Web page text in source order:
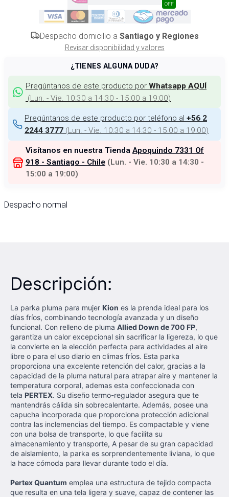
OFF
Despacho domicilio a Santiago y Regiones
Revisar disponibilidad y valores
¿TIENES ALGUNA DUDA?
Pregúntanos de este producto por Whatsapp AQUÍ
(Lun. - Vie. 10:30 a 14:30 - 15:00 a 19:00)
Pregúntanos de este producto por teléfono al +56 2
2244 3777 (Lun. - Vie. 10:30 a 14:30 - 15:00 a 19:00)
Visítanos en nuestra Tienda Apoquindo 7331 Of
918 - Santiago - Chile (Lun. - Vie. 10:30 a 14:30 -
15:00 a 19:00)
Despacho normal
Descripción:
La parka pluma para mujer Kion es la prenda ideal para los
días fríos, combinando tecnología avanzada y un diseño
funcional. Con relleno de pluma Allied Down de 700 FP,
garantiza un calor excepcional sin sacrificar la ligereza, lo que
la convierte en la elección perfecta para actividades al aire
libre o para el uso diario en climas fríos. Esta parka
proporciona una excelente retención del calor, gracias a la
capacidad de la pluma natural para atrapar aire y mantener la
temperatura corporal, ademas esta confeccionada con
tela PERTEX. Su diseño termo-regulador asegura que te
mantendrás cálida sin sobrecalentarte. Además, posee una
capucha incorporada que proporciona protección adicional
contra las inclemencias del tiempo. Es compactable y viene
con una bolsa de transporte, lo que facilita su
almacenamiento y transporte, A pesar de su gran capacidad
de aislamiento, la parka es sorprendentemente liviana, lo que
la hace cómoda para llevar durante todo el día.
Pertex Quantum emplea una estructura de tejido compacta
que resulta en una tela ligera y suave, capaz de contener las